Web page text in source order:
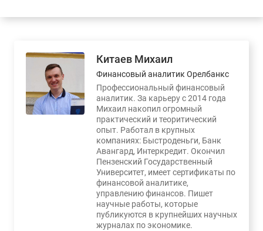
Китаев Михаил
Финансовый аналитик Орелбанкс
Профессиональный финансовый
аналитик. За карьеру с 2014 года
Михаил накопил огромный
практический и теоритический
опыт. Работал в крупных
компаниях: Быстроденьги, Банк
Авангард, Интеркредит. Окончил
Пензенский Государственный
Университет, имеет сертификаты по
финансовой аналитике,
управлению финансов. Пишет
научные работы, которые
публикуются в крупнейших научных
журналах по экономике.